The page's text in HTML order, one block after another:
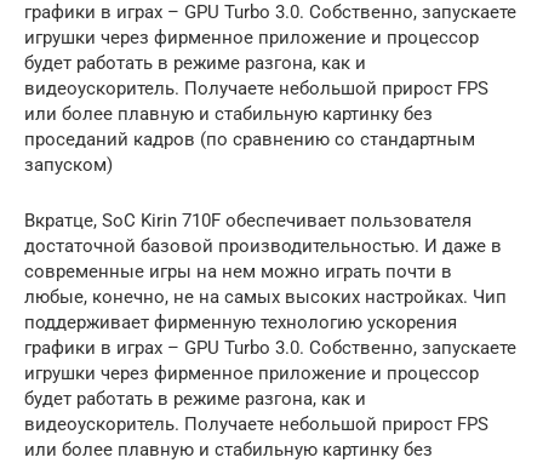
графики в играх – GPU Turbo 3.0. Собственно, запускаете
игрушки через фирменное приложение и процессор
будет работать в режиме разгона, как и
видеоускоритель. Получаете небольшой прирост FPS
или более плавную и стабильную картинку без
проседаний кадров (по сравнению со стандартным
запуском)
Вкратце, SoC Kirin 710F обеспечивает пользователя
достаточной базовой производительностью. И даже в
современные игры на нем можно играть почти в
любые, конечно, не на самых высоких настройках. Чип
поддерживает фирменную технологию ускорения
графики в играх – GPU Turbo 3.0. Собственно, запускаете
игрушки через фирменное приложение и процессор
будет работать в режиме разгона, как и
видеоускоритель. Получаете небольшой прирост FPS
или более плавную и стабильную картинку без